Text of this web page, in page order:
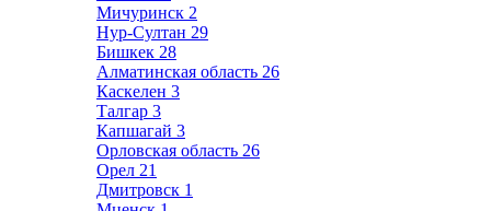
Мичуринск 2
Нур-Султан 29
Бишкек 28
Алматинская область 26
Каскелен 3
Талгар 3
Капшагай 3
Орловская область 26
Орел 21
Дмитровск 1